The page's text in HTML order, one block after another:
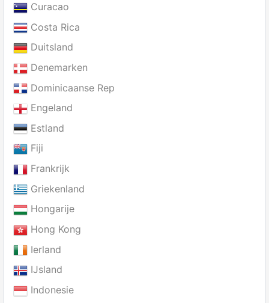
Curacao
Costa Rica
Duitsland
Denemarken
Dominicaanse Rep
Engeland
Estland
Fiji
Frankrijk
Griekenland
Hongarije
Hong Kong
Ierland
IJsland
Indonesie